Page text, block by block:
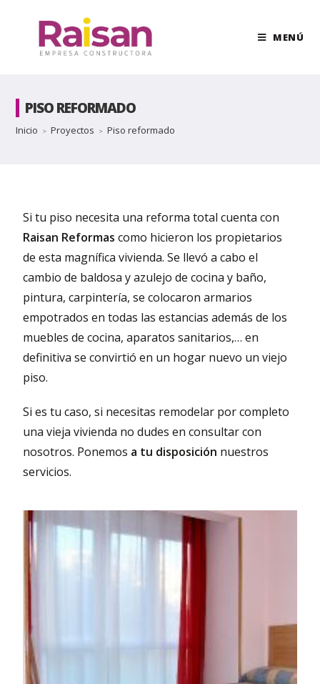
MENÚ
PISO REFORMADO
Inicio > Proyectos > Piso reformado
Si tu piso necesita una reforma total cuenta con
Raisan Reformas como hicieron los propietarios
de esta magnífica vivienda. Se llevó a cabo el
cambio de baldosa y azulejo de cocina y baño,
pintura, carpintería, se colocaron armarios
empotrados en todas las estancias además de los
muebles de cocina, aparatos sanitarios,… en
definitiva se convirtió en un hogar nuevo un viejo
piso.
Si es tu caso, si necesitas remodelar por completo
una vieja vivienda no dudes en consultar con
nosotros. Ponemos a tu disposición nuestros
servicios.